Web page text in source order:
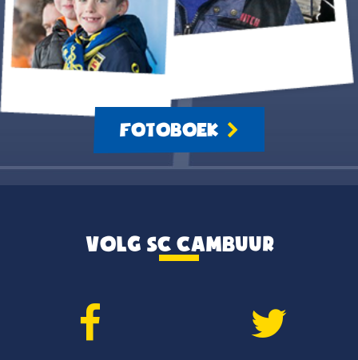
FOTOBOEK
VOLG SC CAMBUUR